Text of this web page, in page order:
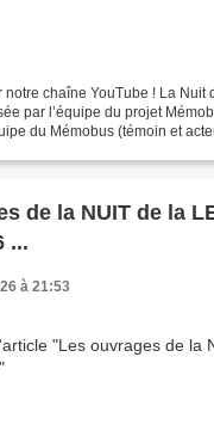
notre chaîne YouTube ! La Nuit
par l’équipe du projet
du Mémobus (témoin et
de la NUIT de la
...
à 21:53